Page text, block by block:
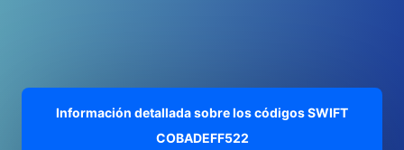
Información detallada sobre los códigos SWIFT
COBADEFF522